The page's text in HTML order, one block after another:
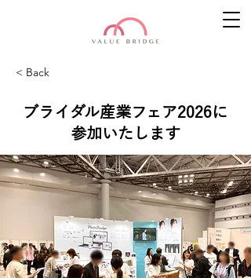
< Back
ブライダル産業フェア2026に
参加いたします